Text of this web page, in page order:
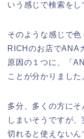
いう感じで検索をし
そのような感じで
RICHのお店でANA
原因の１つに、「
ことが分かりました
多分、多くの方に
しまいそうですが
切れると使えないん